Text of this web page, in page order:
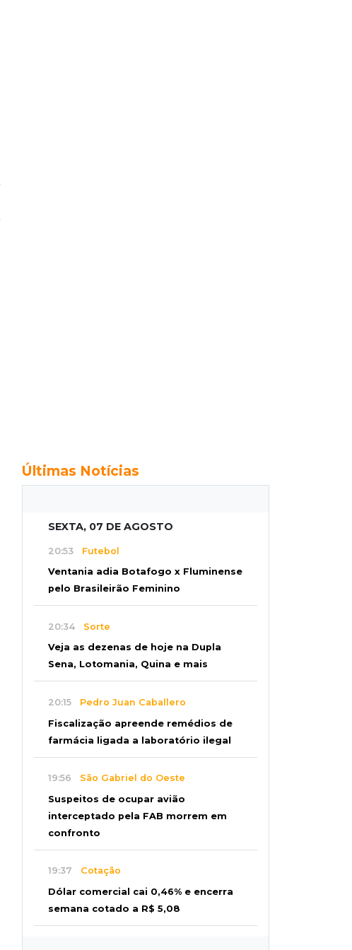
Últimas Notícias
SEXTA, 07 DE AGOSTO
20:53 Futebol
Ventania adia Botafogo x Fluminense
pelo Brasileirão Feminino
20:34 Sorte
Veja as dezenas de hoje na Dupla
Sena, Lotomania, Quina e mais
20:15 Pedro Juan Caballero
Fiscalização apreende remédios de
farmácia ligada a laboratório ilegal
19:56 São Gabriel do Oeste
Suspeitos de ocupar avião
interceptado pela FAB morrem em
confronto
19:37 Cotação
Dólar comercial cai 0,46% e encerra
semana cotado a R$ 5,08